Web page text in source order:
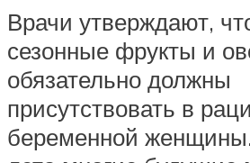
Врачи утверждают,
сезонные фрукты и
обязательно должны
присутствовать в
беременной